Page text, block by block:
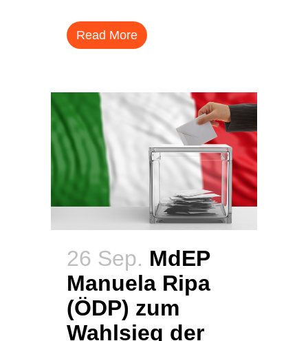
Read More
26 Sep. MdEP
Manuela Ripa
(ÖDP) zum
Wahlsieg der